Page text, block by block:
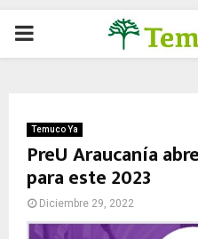
P
M
A
Temuco Ya
PreU Araucanía
para este 2023
Diciembre 29, 2022